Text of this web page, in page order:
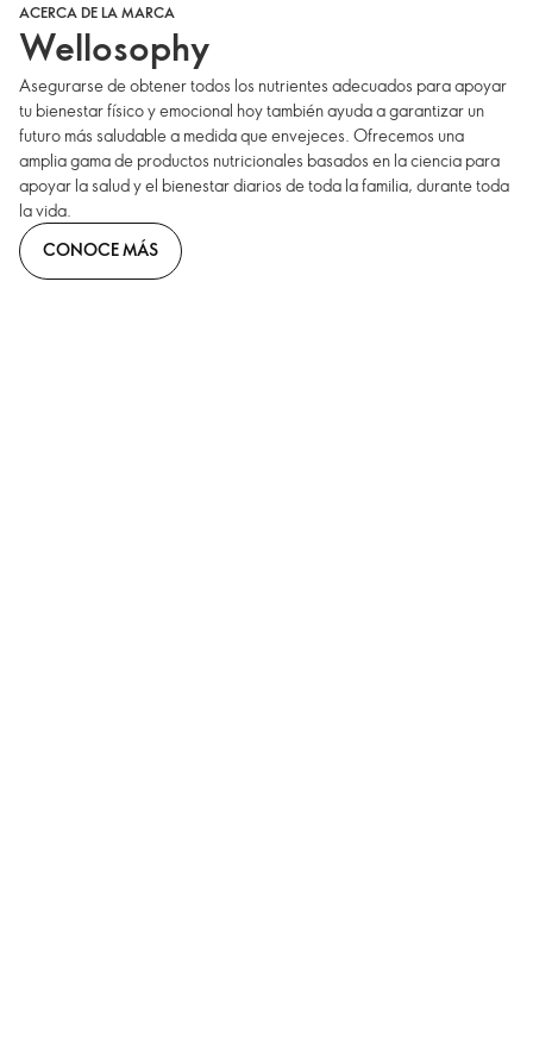
ACERCA DE LA MARCA
Wellosophy
Asegurarse de obtener todos los nutrientes adecuados para apoyar
tu bienestar físico y emocional hoy también ayuda a garantizar un
futuro más saludable a medida que envejeces. Ofrecemos una
amplia gama de productos nutricionales basados en la ciencia para
apoyar la salud y el bienestar diarios de toda la familia, durante toda
la vida.
CONOCE MÁS